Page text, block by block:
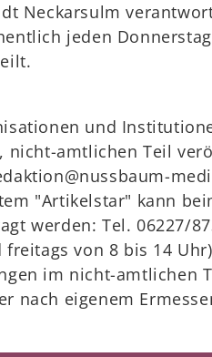
Neckarsulm
jeden
und
nicht-amtlichen Teil
"Artikelstar" kann
werden: Tel. 06227/
freitags von 8 bis 14
im nicht-amtlichen
nach eigenem